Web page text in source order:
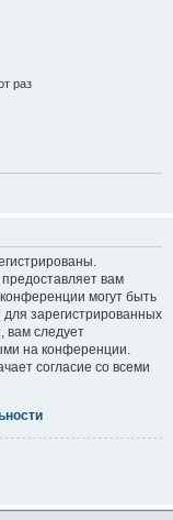
раз
предоставляет вам
могут быть
зарегистрированных
вам следует
на конференции.
согласие со всеми